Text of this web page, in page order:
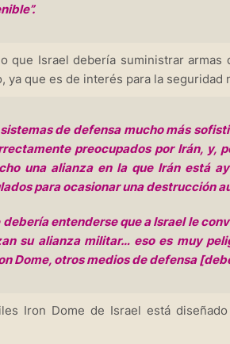
que Israel debería suministrar
ya que es de interés para la seguridad
sistemas de defensa mucho más
preocupados por Irán, y,
una alianza en la que Irán está
para ocasionar una destrucción
debería entenderse que a Israel le
su alianza militar… eso es muy
Dome, otros medios de defensa
Iron Dome de Israel está